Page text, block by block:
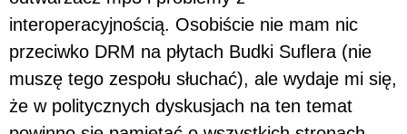
interoperacyjnością. Osobiście nie mam nic
przeciwko DRM na płytach Budki Suflera (nie
muszę tego zespołu słuchać), ale wydaje mi się,
że w politycznych dyskusjach na ten temat